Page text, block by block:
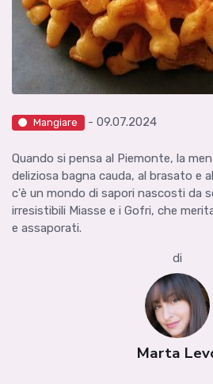
Mangiare - 09.07.2024
Quando si pensa al Piemonte, la
deliziosa bagna cauda, al brasato e
c'è un mondo di sapori nascosti da
irresistibili Miasse e i Gofri, che
e assaporati.
di
Marta